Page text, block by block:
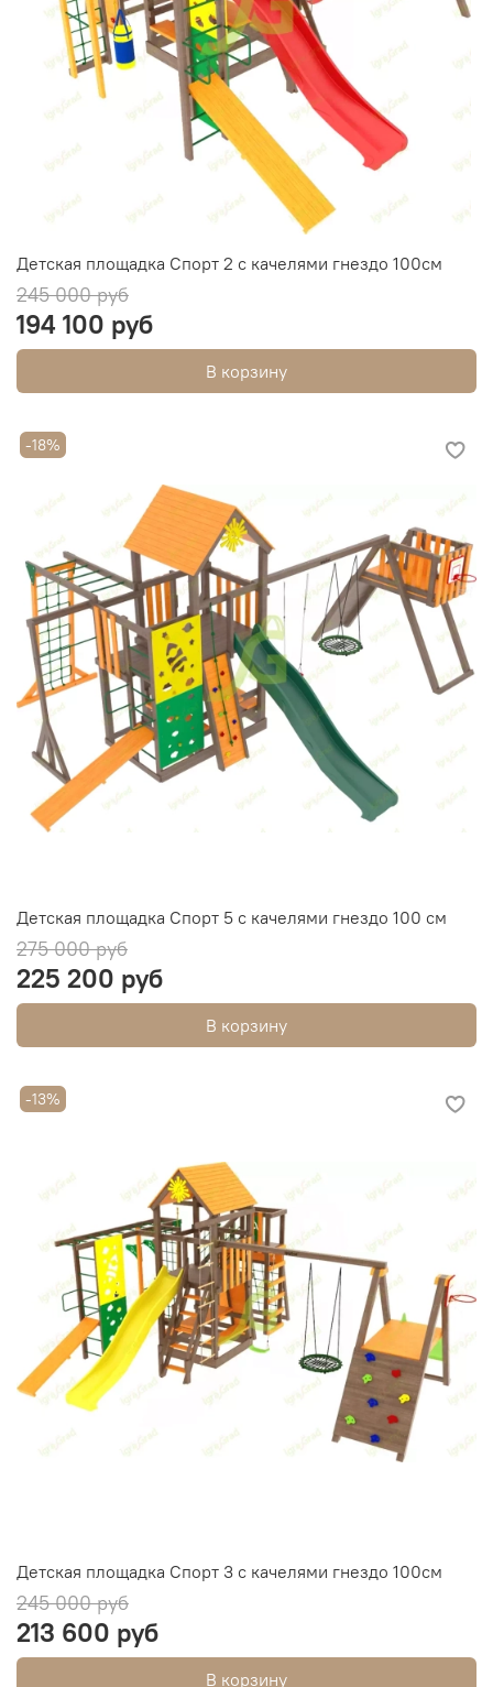
Детская площадка Спорт 2 с качелями гнездо 100см
245 000 руб
194 100 руб
В корзину
-18%
Детская площадка Спорт 5 с качелями гнездо 100 см
275 000 руб
225 200 руб
В корзину
-13%
Детская площадка Спорт 3 с качелями гнездо 100см
245 000 руб
213 600 руб
В корзину